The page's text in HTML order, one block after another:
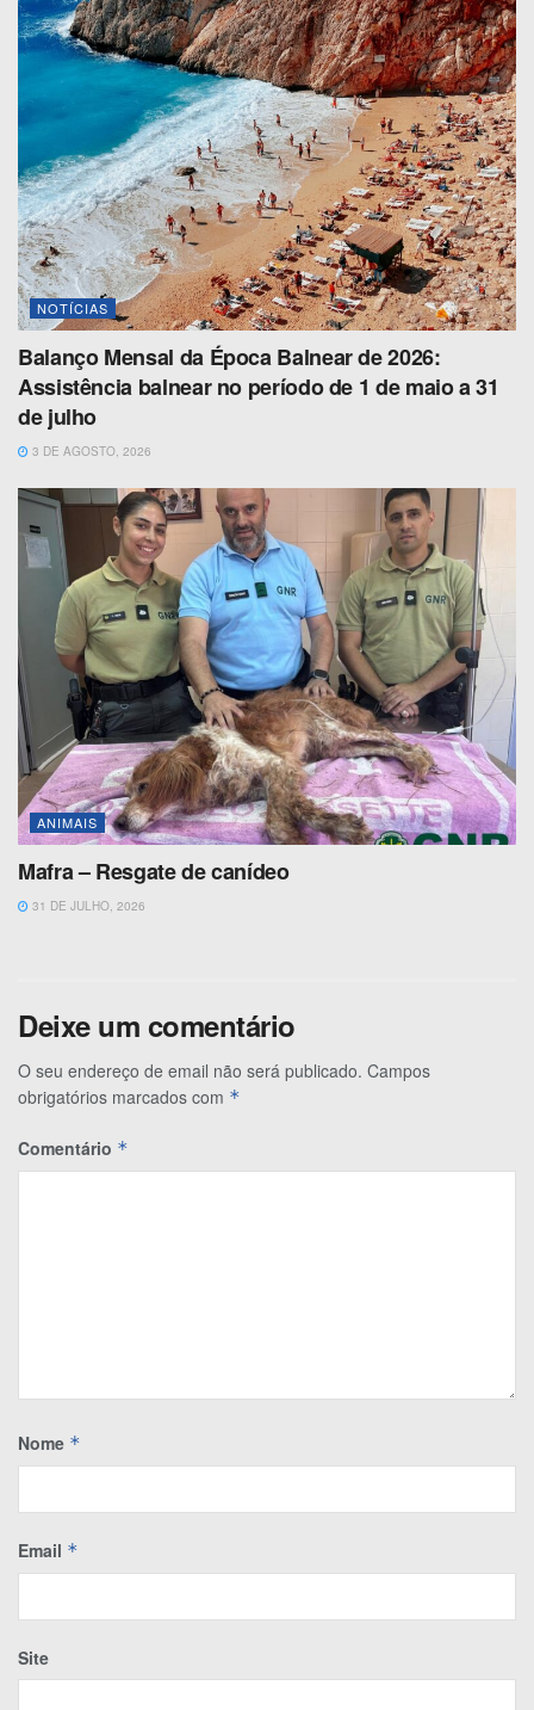
NOTÍCIAS
Balanço Mensal da Época Balnear de 2026:
Assistência balnear no período de 1 de maio a 31
de julho
3 DE AGOSTO, 2026
ANIMAIS
Mafra – Resgate de canídeo
31 DE JULHO, 2026
Deixe um comentário
O seu endereço de email não será publicado. Campos
obrigatórios marcados com *
Comentário *
Nome *
Email *
Site